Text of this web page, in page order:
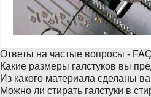
Ответы на частые вопросы -
Какие размеры галстуков вы
Из какого материала сделаны
Можно ли стирать галстуки в